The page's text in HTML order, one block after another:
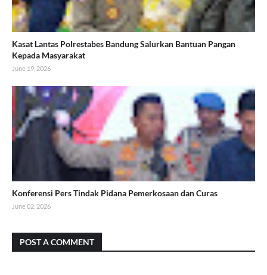
Kasat Lantas Polrestabes Bandung Salurkan Bantuan Pangan
Kepada Masyarakat
June 19, 2026
Konferensi Pers Tindak Pidana Pemerkosaan dan Curas
June 02, 2026
POST A COMMENT